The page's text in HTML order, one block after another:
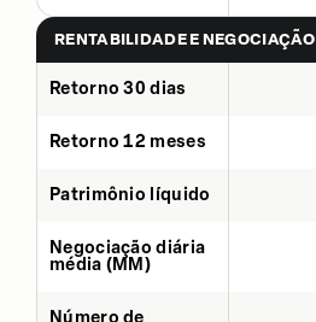
RENTABILIDADE E NEGOCIAÇÃO
Retorno 30 dias
Retorno 12 meses
Patrimônio líquido
Negociação diária
média (MM)
Número de